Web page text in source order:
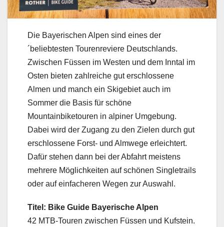
Die Bayerischen Alpen sind eines der
´beliebtesten Tourenreviere Deutschlands.
Zwischen Füssen im Westen und dem Inntal im
Osten bieten zahlreiche gut erschlossene
Almen und manch ein Skigebiet auch im
Sommer die Basis für schöne
Mountainbiketouren in alpiner Umgebung.
Dabei wird der Zugang zu den Zielen durch gut
erschlossene Forst- und Almwege erleichtert.
Dafür stehen dann bei der Abfahrt meistens
mehrere Möglichkeiten auf schönen Singletrails
oder auf einfacheren Wegen zur Auswahl.
Titel: Bike Guide Bayerische Alpen
42 MTB-Touren zwischen Füssen und Kufstein.